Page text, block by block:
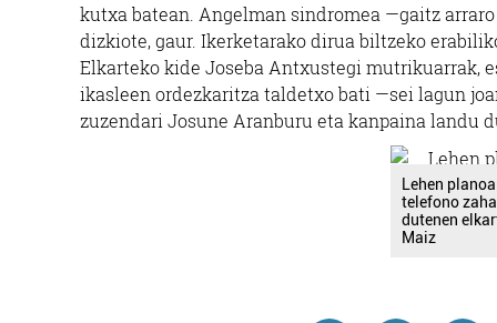
kutxa batean. Angelman sindromea —gaitz
dizkiote, gaur. Ikerketarako dirua biltzeko
Elkarteko kide Joseba Antxustegi mutrikuarrak,
ikasleen ordezkaritza taldetxo bati —sei lagun
zuzendari Josune Aranburu eta kanpaina landu
Lehen
telefono
dutenen
Maiz